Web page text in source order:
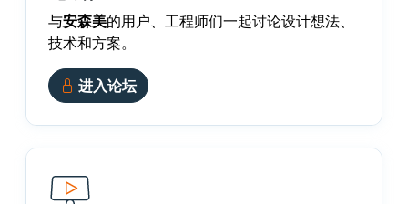
与安森美的用户、工程师们一起讨论设计想法、
技术和方案。
进入论坛